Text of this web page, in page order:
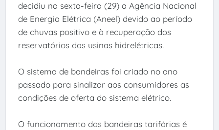
decidiu na sexta-feira (29) a Agência Nacional
de Energia Elétrica (Aneel) devido ao período
de chuvas positivo e à recuperação dos
reservatórios das usinas hidrelétricas.
O sistema de bandeiras foi criado no ano
passado para sinalizar aos consumidores as
condições de oferta do sistema elétrico.
O funcionamento das bandeiras tarifárias é